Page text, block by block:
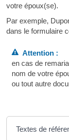
votre époux(se).
Par exemple,
dans le formulaire
Attention :
en cas de
nom de votre
ou tout autre
Textes de